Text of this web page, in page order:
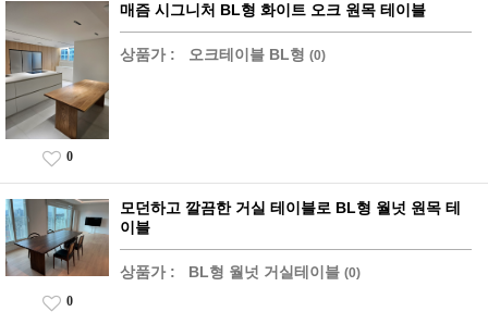
매즘 시그니처 BL형 화이트 오크 원목 테이블
상품가 : 오크테이블 BL형 (0)
0
모던하고 깔끔한 거실 테이블로 BL형 월넛 원목 테
이블
상품가 : BL형 월넛 거실테이블 (0)
0